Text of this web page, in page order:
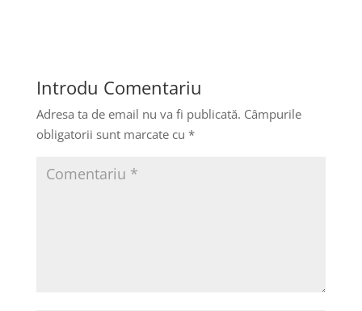
Introdu Comentariu
Adresa ta de email nu va fi publicată. Câmpurile
obligatorii sunt marcate cu *